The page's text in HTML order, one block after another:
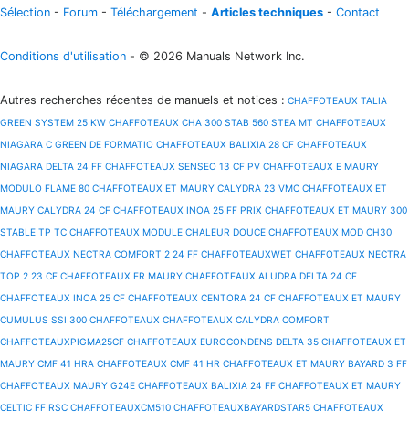
Sélection - Forum - Téléchargement - Articles techniques - Contact
Conditions d'utilisation - © 2026 Manuals Network Inc.
Autres recherches récentes de manuels et notices : CHAFFOTEAUX TALIA
GREEN SYSTEM 25 KW CHAFFOTEAUX CHA 300 STAB 560 STEA MT CHAFFOTEAUX
NIAGARA C GREEN DE FORMATIO CHAFFOTEAUX BALIXIA 28 CF CHAFFOTEAUX
NIAGARA DELTA 24 FF CHAFFOTEAUX SENSEO 13 CF PV CHAFFOTEAUX E MAURY
MODULO FLAME 80 CHAFFOTEAUX ET MAURY CALYDRA 23 VMC CHAFFOTEAUX ET
MAURY CALYDRA 24 CF CHAFFOTEAUX INOA 25 FF PRIX CHAFFOTEAUX ET MAURY 300
STABLE TP TC CHAFFOTEAUX MODULE CHALEUR DOUCE CHAFFOTEAUX MOD CH30
CHAFFOTEAUX NECTRA COMFORT 2 24 FF CHAFFOTEAUXWET CHAFFOTEAUX NECTRA
TOP 2 23 CF CHAFFOTEAUX ER MAURY CHAFFOTEAUX ALUDRA DELTA 24 CF
CHAFFOTEAUX INOA 25 CF CHAFFOTEAUX CENTORA 24 CF CHAFFOTEAUX ET MAURY
CUMULUS SSI 300 CHAFFOTEAUX CHAFFOTEAUX CALYDRA COMFORT
CHAFFOTEAUXPIGMA25CF CHAFFOTEAUX EUROCONDENS DELTA 35 CHAFFOTEAUX ET
MAURY CMF 41 HRA CHAFFOTEAUX CMF 41 HR CHAFFOTEAUX ET MAURY BAYARD 3 FF
CHAFFOTEAUX MAURY G24E CHAFFOTEAUX BALIXIA 24 FF CHAFFOTEAUX ET MAURY
CELTIC FF RSC CHAFFOTEAUXCM510 CHAFFOTEAUXBAYARDSTAR5 CHAFFOTEAUX